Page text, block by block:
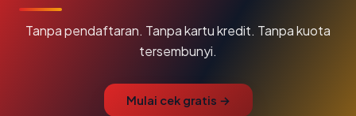
Tanpa pendaftaran. Tanpa kartu kredit. Tanpa kuota
tersembunyi.
Mulai cek gratis →